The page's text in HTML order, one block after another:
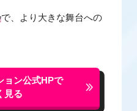
で、より大きな舞台への
ョン公式HPで
見る